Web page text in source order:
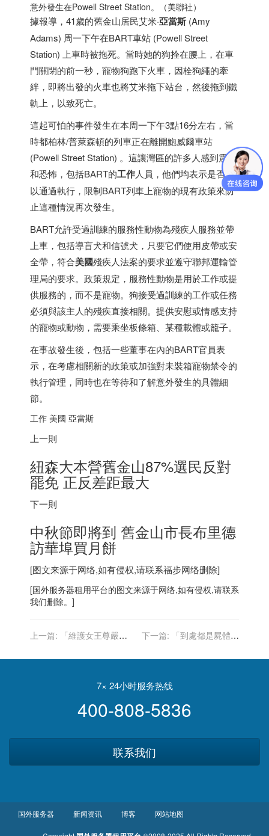
意外發生在Powell Street Station。（美聯社）
據報導，41歲的舊金山居民艾米·亞當斯(Amy
Adams) 周一下午在BART車站 (Powell Street
Station) 上車時被拖死。當時她的狗拴在腰上，在車
門關閉的前一秒，寵物狗跑下火車，因栓狗繩的牽
絆，即將出發的火車也將艾米拖下站台，然後拖到鐵
軌上，以致死亡。
這起可怕的事件發生在本周一下午3點16分左右，當
時都柏林/普萊森頓的列車正在離開鮑威爾車站
(Powell Street Station) 。這讓灣區的許多人感到震驚
和恐怖，包括BART的工作人員，他們均表示是否可
以通過執行，限制BART列車上寵物的現有政策來防
止這種情況再次發生。
BART允許受過訓練的服務性動物為殘疾人服務並帶
上車，包括導盲犬和信號犬，只要它們使用皮帶或安
全帶，符合美國殘疾人法案的要求並遵守聯邦運輸管
理局的要求。政策規定，服務性動物是用於工作或提
供服務的，而不是寵物。狗接受過訓練的工作或任務
必須與該主人的殘疾直接相關。提供安慰或情感支持
的寵物或動物，需要乘坐板條箱、某種載體或籠子。
在事故發生後，包括一些董事在內的BART官員表
示，在考慮相關新的政策或加強對未裝箱寵物禁令的
執行管理，同時也在等待和了解意外發生的具體細
節。
工作 美國 亞當斯
上一則
紐森大本營舊金山87%選民反對
罷免 正反差距最大
下一則
中秋節即將到 舊金山市長布里德
訪華埠買月餅
[图文来源于网络,如有侵权,请联系福步网络删除]
[国外服务器租用平台的图文来源于网络,如有侵权,请联系
我们删除。]
上一篇:
「維護女王尊嚴」
90年
下一篇:
「到處都是屍體」
樓
7× 24小时服务热线
400-808-5836
联系我们
国外服务器 新闻资讯 博客 网站地图